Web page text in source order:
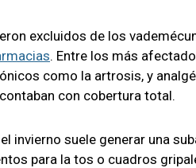
excluidos de los
. Entre los más
como la artrosis, y
con cobertura total.
invierno suele generar una
para la tos o cuadros